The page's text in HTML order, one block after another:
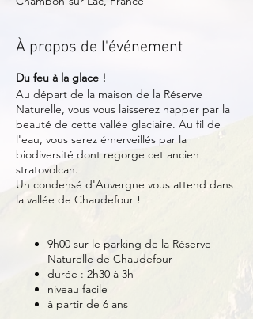
À propos de l'événement
Du feu à la glace !
Au départ de la maison de la Réserve
Naturelle, vous vous laisserez happer par la
beauté de cette vallée glaciaire. Au fil de
l'eau, vous serez émerveillés par la
biodiversité dont regorge cet ancien
stratovolcan.
Un condensé d'Auvergne vous attend dans
la vallée de Chaudefour !
9h00 sur le parking de la Réserve
Naturelle de Chaudefour
durée : 2h30 à 3h
niveau facile
à partir de 6 ans